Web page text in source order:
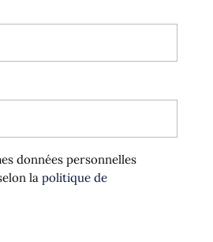
données personnelles
la politique de